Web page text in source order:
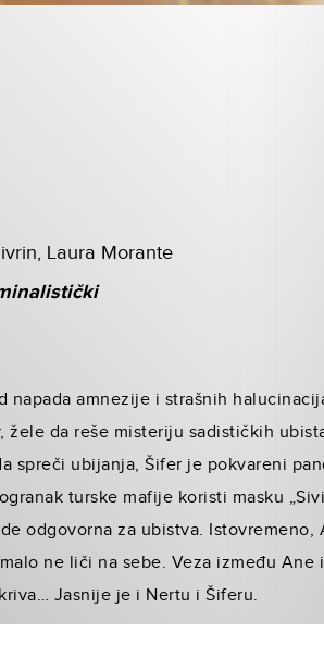
Laura Morante
napada amnezije i strašnih
žele da reše misteriju sadističkih
spreči ubijanja, Šifer je pokvareni
turske mafije koristi masku
odgovorna za ubistva.
ne liči na sebe. Veza između Ane
Jasnije je i Nertu i Šiferu.